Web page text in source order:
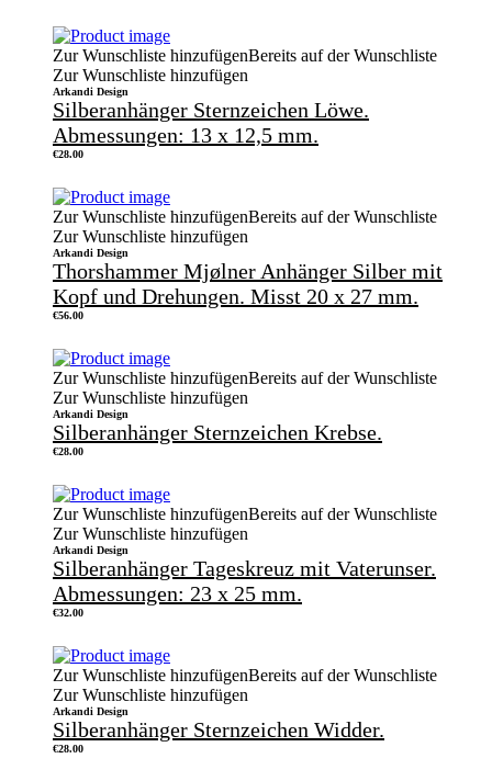
Zur Wunschliste hinzufügenBereits auf der Wunschliste
Zur Wunschliste hinzufügen
Arkandi Design
Silberanhänger Sternzeichen Löwe.
Abmessungen: 13 x 12,5 mm.
€28.00
Zur Wunschliste hinzufügenBereits auf der Wunschliste
Zur Wunschliste hinzufügen
Arkandi Design
Thorshammer Mjølner Anhänger Silber mit
Kopf und Drehungen. Misst 20 x 27 mm.
€56.00
Zur Wunschliste hinzufügenBereits auf der Wunschliste
Zur Wunschliste hinzufügen
Arkandi Design
Silberanhänger Sternzeichen Krebse.
€28.00
Zur Wunschliste hinzufügenBereits auf der Wunschliste
Zur Wunschliste hinzufügen
Arkandi Design
Silberanhänger Tageskreuz mit Vaterunser.
Abmessungen: 23 x 25 mm.
€32.00
Zur Wunschliste hinzufügenBereits auf der Wunschliste
Zur Wunschliste hinzufügen
Arkandi Design
Silberanhänger Sternzeichen Widder.
€28.00